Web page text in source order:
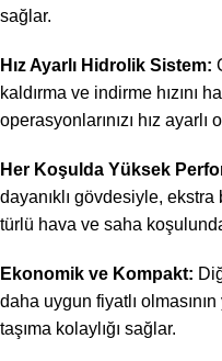
sağlar.
Hız Ayarlı Hidrolik Sistem:
kaldırma ve indirme hızını
operasyonlarınızı hız
Her Koşulda Yüksek
dayanıklı gövdesiyle,
türlü hava ve saha
Ekonomik ve Kompakt:
daha uygun fiyatlı
taşıma kolaylığı sağlar.